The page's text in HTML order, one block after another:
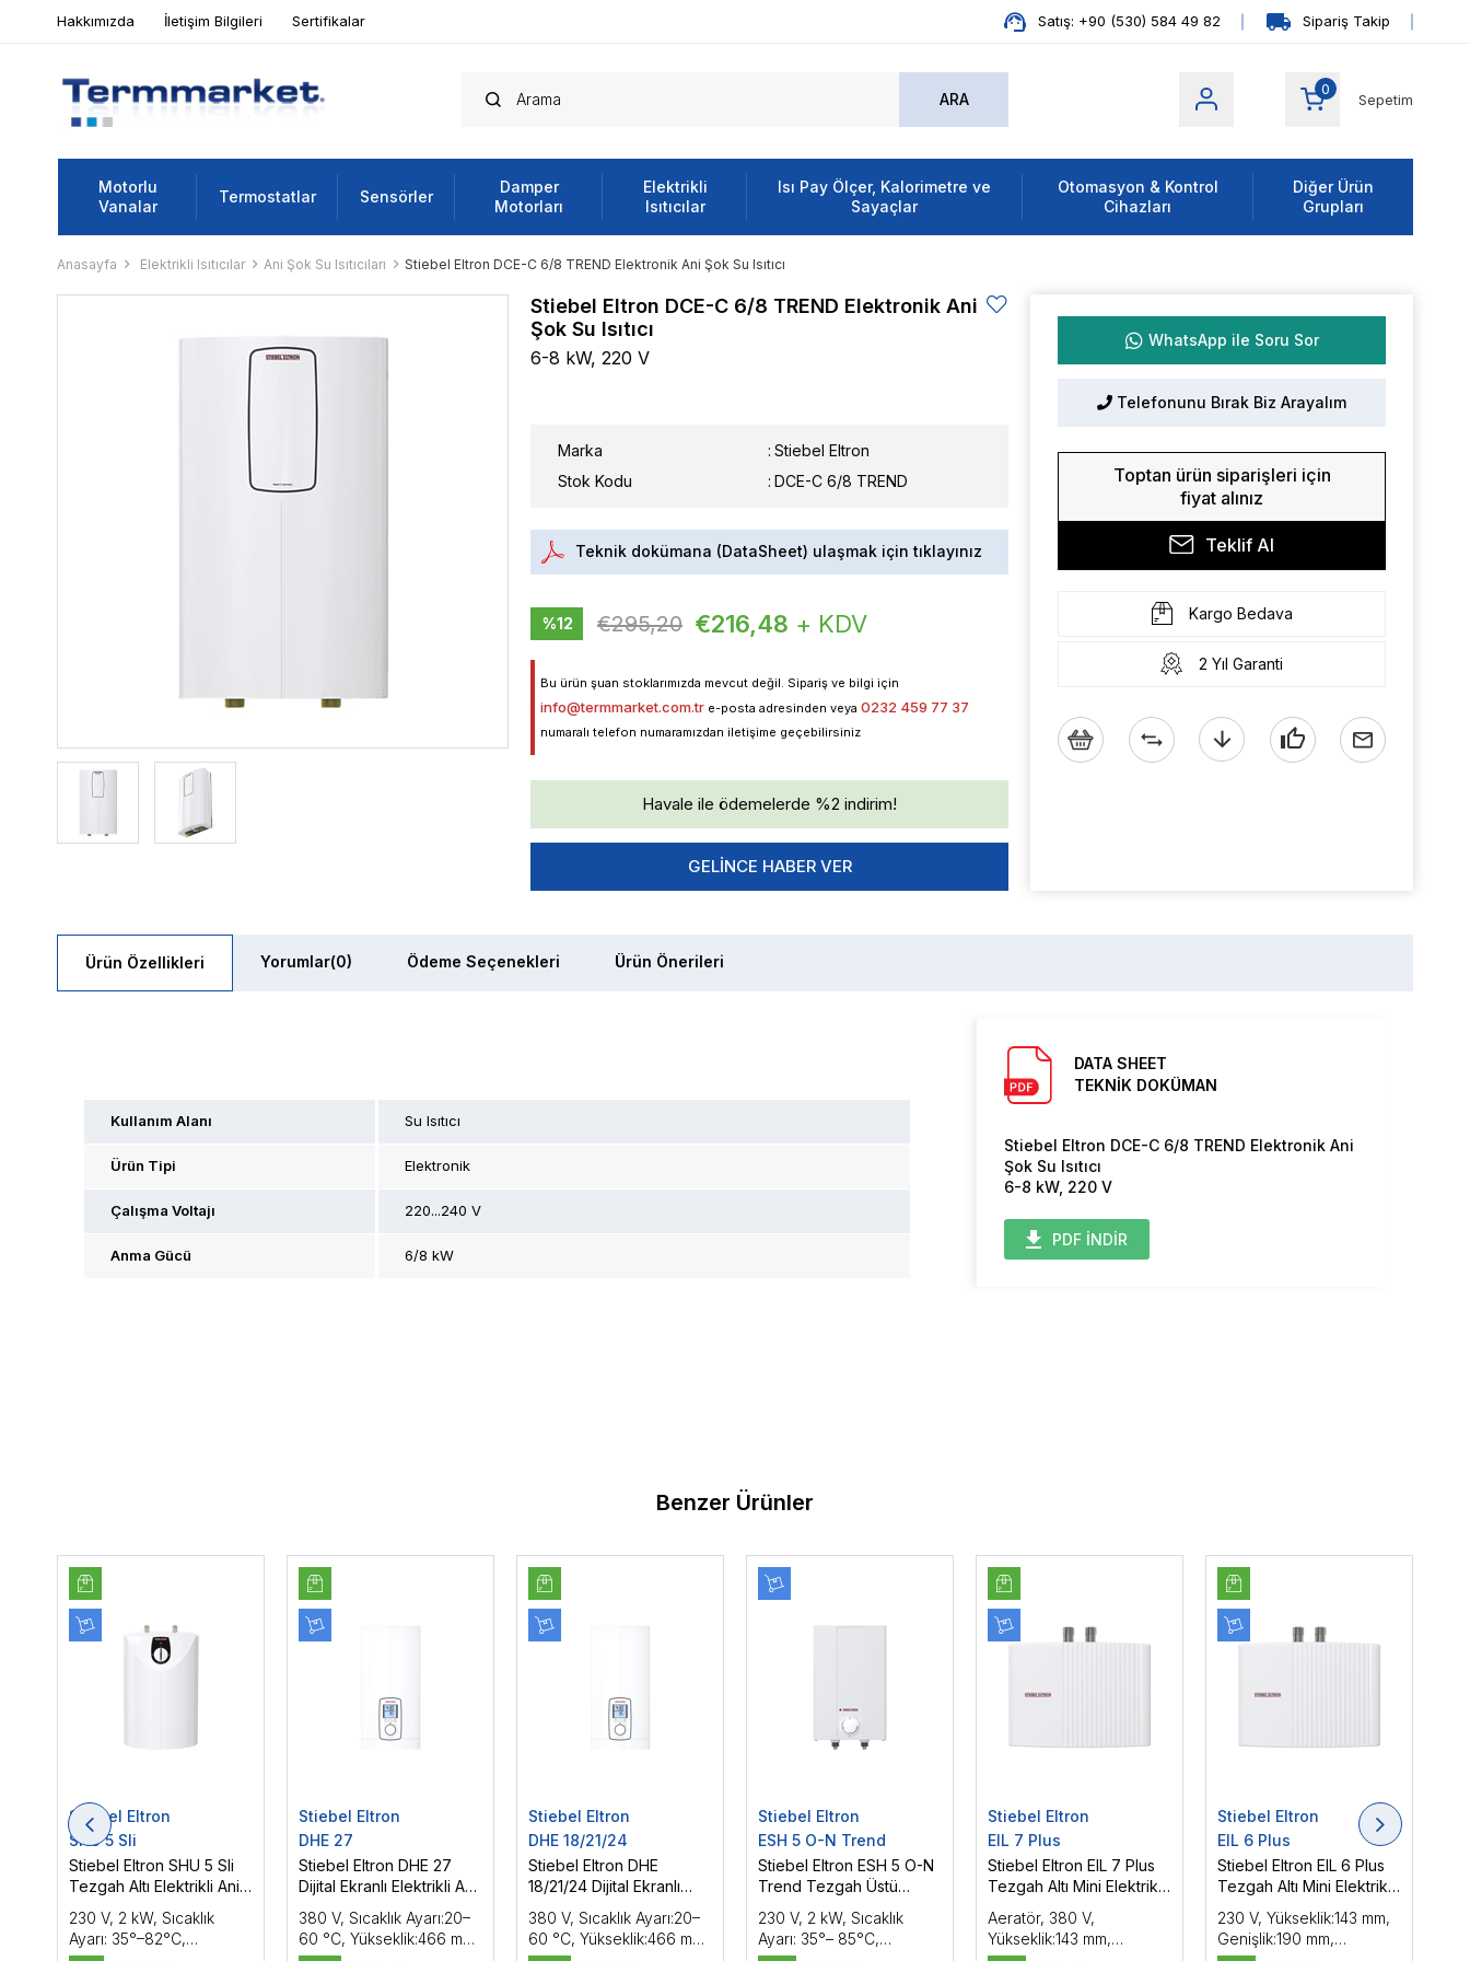
Hakkımızda İletişim Bilgileri Sertifikalar Satış: +90 (530) 584 49 82 Sipariş Takip
Sepetim
0
Motorlu
Vanalar
Termostatlar Sensörler
Damper
Motorları
Elektrikli
Isıtıcılar
Isı Pay Ölçer, Kalorimetre ve
Sayaçlar
Otomasyon & Kontrol
Cihazları
Diğer Ürün
Grupları
Anasayfa Elektrikli Isıtıcılar Ani Şok Su Isıtıcıları Stiebel Eltron DCE-C 6/8 TREND Elektronik Ani Şok Su Isıtıcı
Stiebel Eltron DCE-C 6/8 TREND Elektronik Ani
Şok Su Isıtıcı
6-8 kW, 220 V
Marka : Stiebel Eltron
Stok Kodu
DCE-C 6/8 TREND
Teknik dokümana (DataSheet) ulaşmak için tıklayınız
%12
İndirim
€295,20 €216,48 + KDV
Bu ürün şuan stoklarımızda mevcut değil. Sipariş ve bilgi için
info@termmarket.com.tr e-posta adresinden veya 0232 459 77 37
numaralı telefon numaramızdan iletişime geçebilirsiniz
Havale ile ödemelerde %2 indirim!
GELINCE HABER VER
WhatsApp ile Soru Sor
Telefonunu Bırak Biz Arayalım
Toptan ürün siparişleri için
fiyat alınız
Teklif Al
Kargo Bedava
2 Yıl Garanti
Ürün Özellikleri Yorumlar(0) Ödeme Seçenekleri Ürün Önerileri
DATA SHEET
TEKNİK DOKÜMAN
Stiebel Eltron DCE-C 6/8 TREND Elektronik Ani
Şok Su Isıtıcı
6-8 kW, 220 V
PDF İNDİR
Kullanım Alanı Su Isıtıcı
Ürün Tipi Elektronik
Çalışma Voltajı 220...240 V
Anma Gücü 6/8 kW
Benzer Ürünler
Stiebel Eltron
SHU 5 Sli
Stiebel Eltron SHU 5 Sli
Tezgah Altı Elektrikli Ani
Termosifon 5 l )
230 V, 2 kW, Sıcaklık
Ayarı: 35°–82°C,
Stiebel Eltron
DHE 27
Stiebel Eltron DHE 27
Dijital Ekranlı Elektrikli Ani
380 V, Sıcaklık Ayarı:20–
60 °C, Yükseklik:466 mm,
Stiebel Eltron
DHE 18/21/24
Stiebel Eltron DHE
18/21/24 Dijital Ekranlı
18/21/24 kW
380 V, Sıcaklık Ayarı:20–
60 °C, Yükseklik:466 mm,
Stiebel Eltron
ESH 5 O-N Trend
Stiebel Eltron ESH 5 O-N
Trend Tezgah Üstü
(Elektrikli Termosifon 5 l )
230 V, 2 kW, Sıcaklık
Ayarı: 35°– 85°C,
Stiebel Eltron
EIL 7 Plus
Stiebel Eltron EIL 7 Plus
Tezgah Altı Mini Elektrikli
Aeratör, 380 V,
Yükseklik:143 mm,
Stiebel Eltron
EIL 6 Plus
Stiebel Eltron EIL 6 Plus
Tezgah Altı Mini Elektrikli
230 V, Yükseklik:143 mm,
Genişlik:190 mm,